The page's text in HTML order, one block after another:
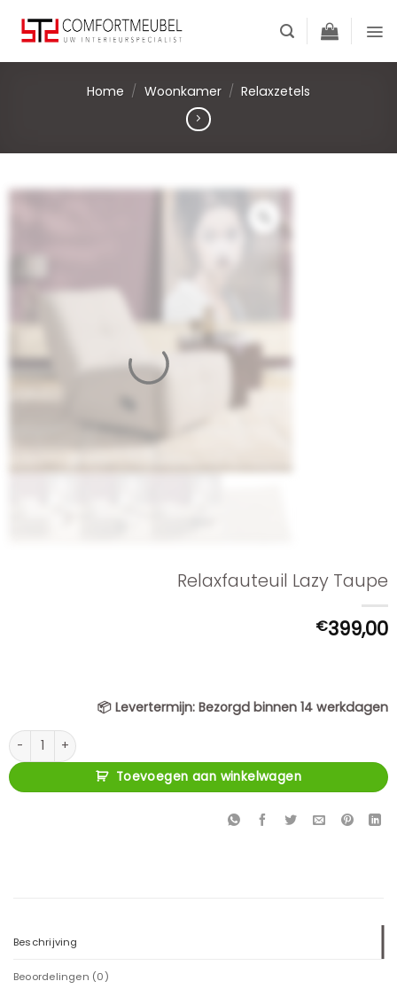
content
Home / Woonkamer / Relaxzetels
Relaxfauteuil Lazy Taupe
€399,00
📦 Levertermijn: Bezorgd binnen 14 werkdagen
Relaxfauteuil Lazy Taupe aantal
Toevoegen aan winkelwagen
Beschrijving
Beoordelingen (0)